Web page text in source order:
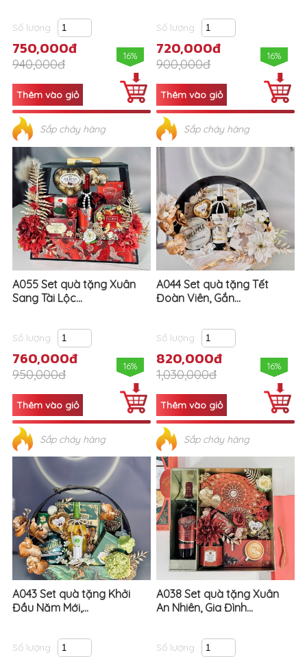
Số lượng
750,000đ
940,000đ
16%
Sắp cháy hàng
Số lượng
720,000đ
900,000đ
16%
Sắp cháy hàng
A055 Set quà tặng Xuân
Sang Tài Lộc...
Số lượng
760,000đ
950,000đ
16%
Sắp cháy hàng
A044 Set quà tặng Tết
Đoàn Viên, Gắn...
Số lượng
820,000đ
1,030,000đ
16%
Sắp cháy hàng
A043 Set quà tặng Khởi
Đầu Năm Mới,...
Số lượng
A038 Set quà tặng Xuân
An Nhiên, Gia Đình...
Số lượng